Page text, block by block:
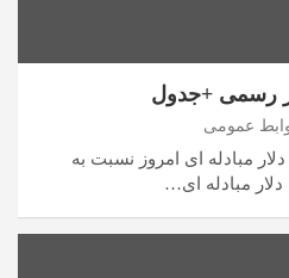
رسمی +جدول
عمومی
مبادله ای امروز نسبت به
مبادله ای…